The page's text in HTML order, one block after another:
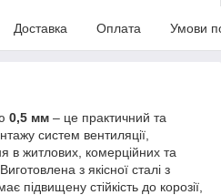
Доставка Оплата Умови
0,5 мм – це практичний та
систем вентиляції,
в житлових, комерційних та
з якісної сталі з
підвищену стійкість до корозії,